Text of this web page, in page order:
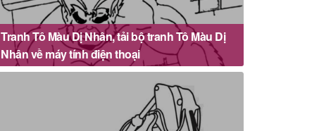
Tranh Tô Màu Dị Nhân, tải bộ tranh Tô Màu Dị
Nhân về máy tính điện thoại